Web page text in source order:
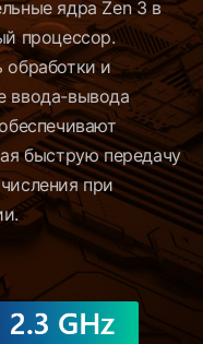
ядра Zen 3 в
процессор.
обработки и
ввода-вывода
быструю передачу
при